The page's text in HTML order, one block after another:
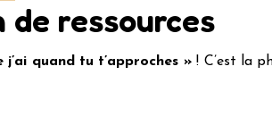
ressources
j’ai quand tu t’approches »! C’est la